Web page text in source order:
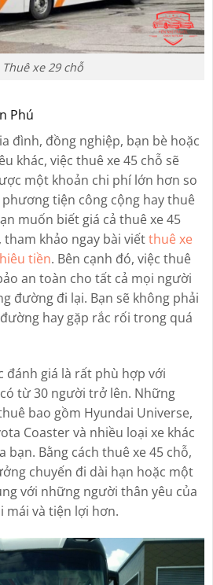
Thuê xe 29 chỗ
Phú
đình, đồng nghiệp, bạn bè hoặc
khác, việc thuê xe 45 chỗ sẽ
một khoản chi phí lớn hơn so
tiện công cộng hay thuê
muốn biết giá cả thuê xe 45
khảo ngay bài viếtthuê xe
tiền. Bên cạnh đó, việc thuê
an toàn cho tất cả mọi người
đường đi lại. Bạn sẽ không phải
hay gặp rắc rối trong quá
đánh giá là rất phù hợp với
từ 30 người trở lên. Những
bao gồm Hyundai Universe,
Coaster và nhiều loại xe khác
bạn. Bằng cách thuê xe 45 chỗ,
chuyến đi dài hạn hoặc một
với những người thân yêu của
mái và tiện lợi hơn.